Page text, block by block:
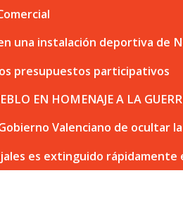
una instalación deportiva de
presupuestos participativos
EN HOMENAJE A LA
Valenciano de
es extinguido